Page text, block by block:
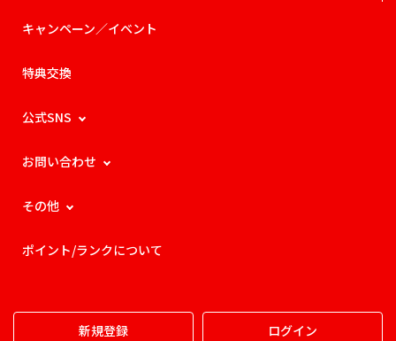
キャンペーン／イベント
特典交換
公式SNS
お問い合わせ
その他
ポイント/ランクについて
新規登録 ログイン